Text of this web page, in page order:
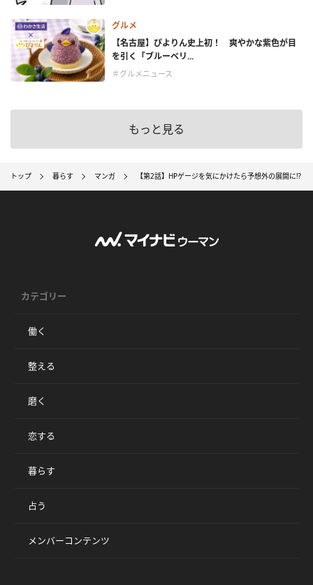
グルメ
【名古屋】ぴよりん史上初！ 爽やかな紫色が目
を引く「ブルーベリ...
＃グルメニュース
もっと見る
トップ 暮らす マンガ 【第2話】HPゲージを気にかけたら予想外の展開に⁉
カテゴリー
働く
整える
磨く
恋する
暮らす
占う
メンバーコンテンツ